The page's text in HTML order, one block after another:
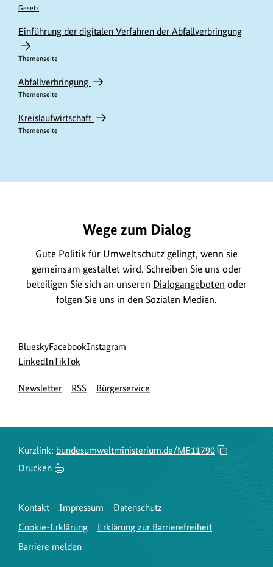
I
n
h
a
l
t
e
Gesetz
Einführung der digitalen Verfahren der Abfallverbringung
Themenseite
Abfallverbringung
Themenseite
Kreislaufwirtschaft
Themenseite
Wege zum Dialog
Gute Politik für Umweltschutz gelingt, wenn sie
gemeinsam gestaltet wird. Schreiben Sie uns oder
beteiligen Sie sich an unseren Dialogangeboten oder
folgen Sie uns in den Sozialen Medien.
Social
Media
Blueskyzur
Bluesky-
des
Facebookzur
des
Instagram
des
LinkedInzur
Seite
zur
Seite
TikTok
Newsletter RSS Bürgerservice
Kurzlink: bundesumweltministerium.de/ME11790
Drucken
Kontakt Impressum
Datenschutz
Cookie-Erklärung
Erklärung zur Barrierefreiheit
Barriere melden